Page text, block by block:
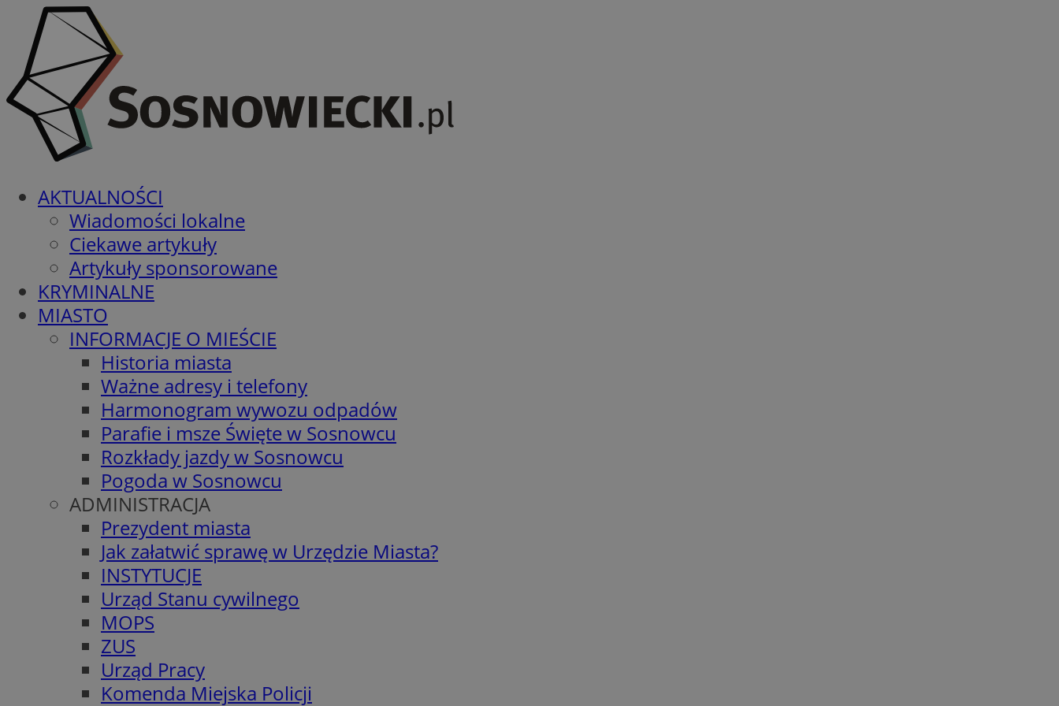
AKTUALNOŚCI
Wiadomości lokalne
Ciekawe artykuły
Artykuły sponsorowane
KRYMINALNE
MIASTO
INFORMACJE O MIEŚCIE
Historia miasta
Ważne adresy i telefony
Harmonogram wywozu odpadów
Parafie i msze Święte w Sosnowcu
Rozkłady jazdy w Sosnowcu
Pogoda w Sosnowcu
ADMINISTRACJA
Prezydent miasta
Jak załatwić sprawę w Urzędzie Miasta?
INSTYTUCJE
Urząd Stanu cywilnego
MOPS
ZUS
Urząd Pracy
Komenda Miejska Policji